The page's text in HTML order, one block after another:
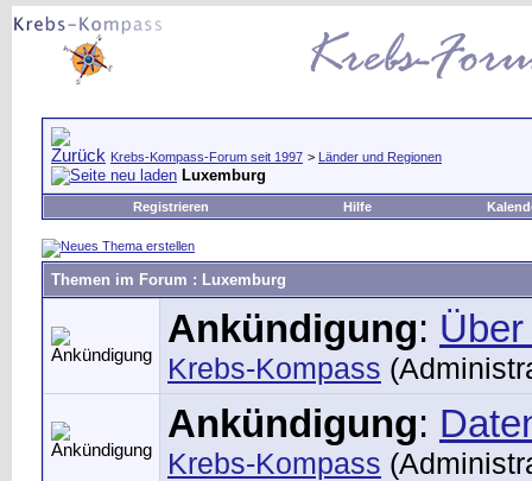
Krebs-Kompass-Forum seit 1997 > Länder und Regionen
Luxemburg
Registrieren Hilfe
Themen im Forum : Luxemburg
Ankündigung:
Krebs-Kompass
Ankündigung:
Krebs-Kompass